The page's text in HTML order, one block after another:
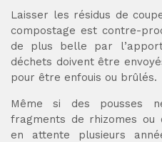
Laisser les résidus de
compostage est contre-
de plus belle par
déchets doivent être
pour être enfouis ou brûlés.
Même si des pousses
fragments de rhizomes ou
en attente plusieurs